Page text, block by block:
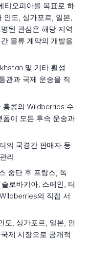
티오피아를 목표로 하
도, 싱가포르, 일본,
된 관심은 해당 지역
물류 계약의 개발을
및 기타 활성
관과 국제 운송을 직
홍콩의 Wildberries 수
이 모든 후속 운송과
의 국경간 판매자 등
리
중단 후 프랑스, 독
로바키아, 스페인, 터
의 직접 서
도, 싱가포르, 일본, 인
제 시장으로 공개적